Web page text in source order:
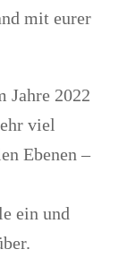
mit eurer
Jahre 2022
viel
Ebenen –
ein und